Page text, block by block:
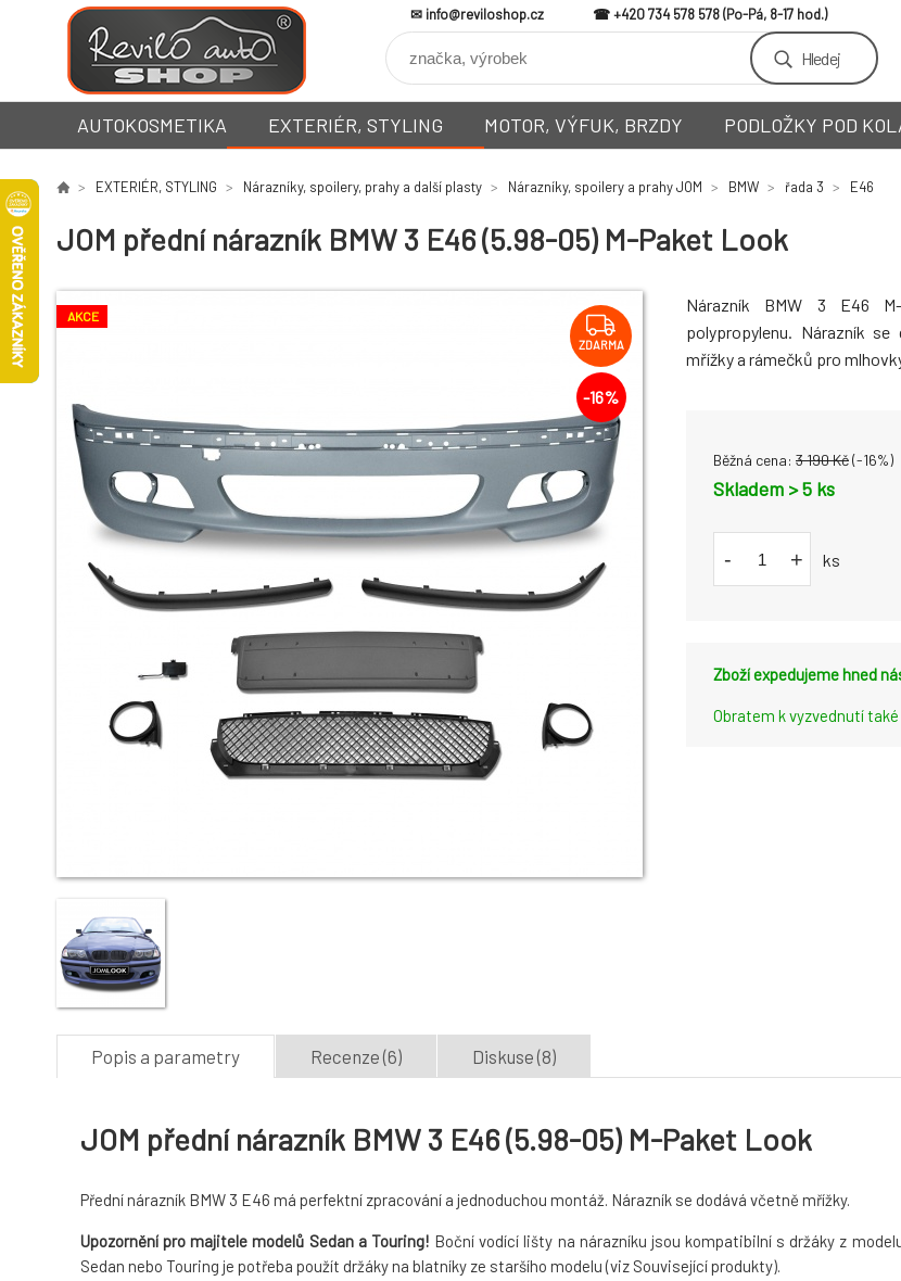
info@reviloshop.cz +420 734 578 578
Hledej
AUTOKOSMETIKA EXTERIÉR, STYLING MOTOR, VÝFUK, BRZDY PODLOŽKY POD
EXTERIÉR, STYLING Nárazníky, spoilery, prahy a další plasty Nárazníky, spoilery a prahy JOM BMW řada 3 E46
JOM přední nárazník BMW 3 E46 (5.98-05) M-Paket Look
AKCE
ZDARMA
-16%
Nárazník BMW 3 E46
polypropylenu. Nárazník
mřížky a rámečků pro
Běžná cena: 3 190Kč(-16%)
Skladem > 5 ks
- + ks
Zboží expedujeme hned
Obratem k vyzvednutí
Popis a parametry Recenze (6) Diskuse (8)
JOM přední nárazník BMW 3 E46 (5.98-05) M-Paket Look
Přední nárazník BMW 3 E46 má perfektní zpracování a jednoduchou montáž. Nárazník se dodává včetně mřížky.
Upozornění pro majitele modelů Sedan a Touring! Boční vodící lišty na nárazníku jsou kompatibilní s držáky z
Sedan nebo Touring je potřeba použít držáky na blatníky ze staršího modelu (viz Související produkty).